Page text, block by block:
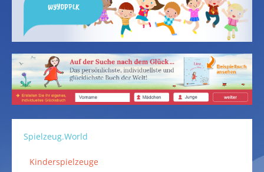
WYYDPPLK
Spielzeug.World
Kinderspielzeuge